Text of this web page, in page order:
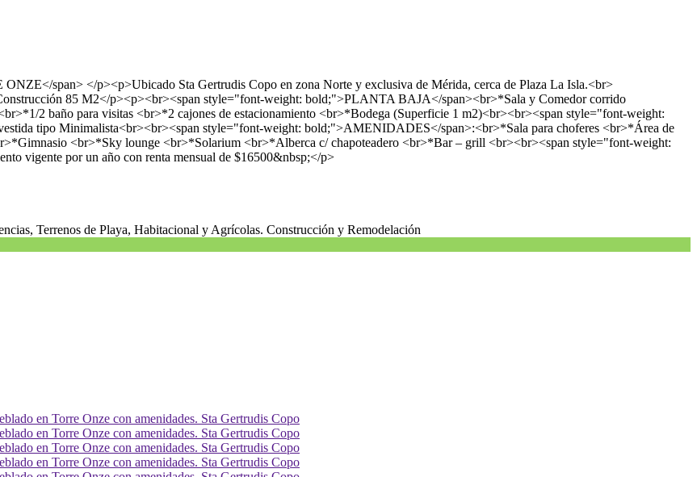
span> </p><p>Ubicado Sta Gertrudis Copo en zona Norte y exclusiva de Mérida, cerca de Plaza La Isla.<br>
85 M2</p><p><br><span style="font-weight: bold;">PLANTA BAJA</span><br>*Sala y Comedor corrido
2 baño para visitas <br>*2 cajones de estacionamiento <br>*Bodega (Superficie 1 m2)<br><br><span style="font-weight:
tipo Minimalista<br><br><span style="font-weight: bold;">AMENIDADES</span>:<br>*Sala para choferes <br>*Área de
<br>*Sky lounge <br>*Solarium <br>*Alberca c/ chapoteadero <br>*Bar – grill <br><br><span style="font-weight:
vigente por un año con renta mensual de $16500&nbsp;</p>
Terrenos de Playa, Habitacional y Agrícolas. Construcción y Remodelación